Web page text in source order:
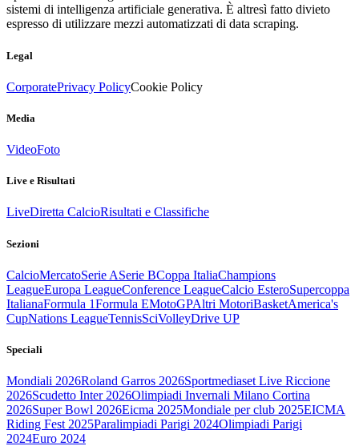
sistemi di intelligenza artificiale generativa. È altresì fatto divieto
espresso di utilizzare mezzi automatizzati di data scraping.
Legal
CorporatePrivacy PolicyCookie Policy
Media
VideoFoto
Live e Risultati
LiveDiretta CalcioRisultati e Classifiche
Sezioni
CalcioMercatoSerie ASerie BCoppa ItaliaChampions
LeagueEuropa LeagueConference LeagueCalcio EsteroSupercoppa
ItalianaFormula 1Formula EMotoGPAltri MotoriBasketAmerica's
CupNations LeagueTennisSciVolleyDrive UP
Speciali
Mondiali 2026Roland Garros 2026Sportmediaset Live Riccione
2026Scudetto Inter 2026Olimpiadi Invernali Milano Cortina
2026Super Bowl 2026Eicma 2025Mondiale per club 2025EICMA
Riding Fest 2025Paralimpiadi Parigi 2024Olimpiadi Parigi
2024Euro 2024